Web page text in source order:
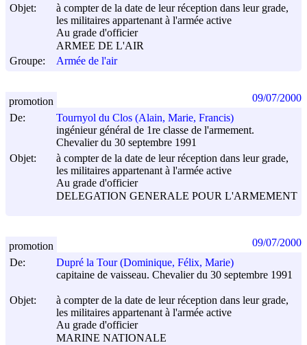
Objet:
à compter de la date de leur réception dans leur grade,
les militaires appartenant à l'armée active
Au grade d'officier
ARMEE DE L'AIR
Groupe:
Armée de l'air
De:
Tournyol du Clos (Alain, Marie, Francis)
ingénieur général de 1re classe de l'armement.
Chevalier du 30 septembre 1991
Objet:
à compter de la date de leur réception dans leur grade,
les militaires appartenant à l'armée active
Au grade d'officier
DELEGATION GENERALE POUR L'ARMEMENT
promotion 09/07/2000
De:
Dupré la Tour (Dominique, Félix, Marie)
capitaine de vaisseau. Chevalier du 30 septembre 1991
Objet:
à compter de la date de leur réception dans leur grade,
les militaires appartenant à l'armée active
Au grade d'officier
MARINE NATIONALE
promotion 09/07/2000